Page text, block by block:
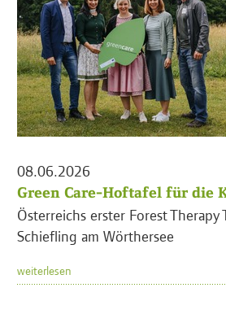
08.06.2026
Green Care-Hoftafel für die
Österreichs erster Forest
Schiefling am Wörthersee
weiterlesen